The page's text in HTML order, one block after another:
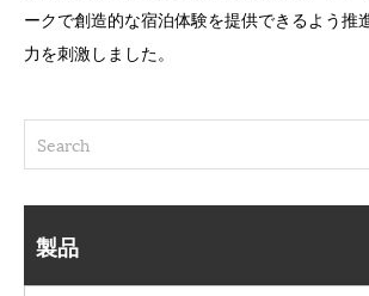
ークで創造的な宿泊体験を提供できるよう推
力を刺激しました。
製品